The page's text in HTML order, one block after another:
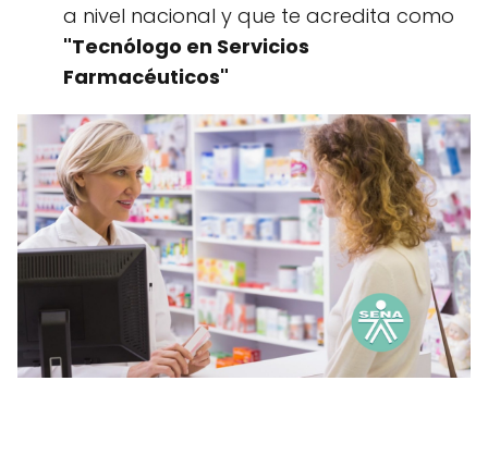
a nivel nacional y que te acredita como
"Tecnólogo en Servicios
Farmacéuticos"